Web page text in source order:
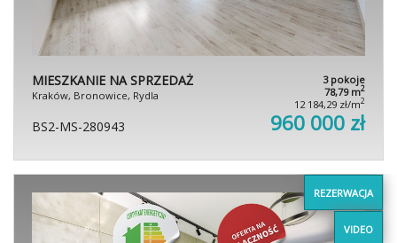
MIESZKANIE NA SPRZEDAŻ
Kraków, Bronowice, Rydla
3 pokoje
78,79 m2
12 184,29 zł/m2
BS2-MS-280943 960 000 zł
REZERWACJA
VIDEO